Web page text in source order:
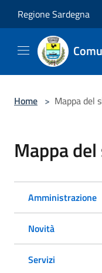
Regione Sardegna
Home > Mappa del
Mappa
Amministrazione
Novità
Servizi